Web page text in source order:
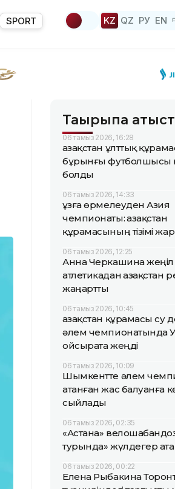
SPORT KZ QZ РУ EN
Тақырыпқа
06 тамыз 2026, 16:28
Қазақстан ұлттық
бұрынғы футболшысы
болды
06 тамыз 2026, 14:33
Құзға өрмелеуден Азия
чемпионаты: Қазақстан
құрамасының тізімі
06 тамыз 2026, 12:25
Анна Черкашина жеңіл
атлетикадан Қазақстан
жаңартты
06 тамыз 2026, 10:45
Қазақстан құрамасы су
әлем чемпионатында
ойсырата жеңді
06 тамыз 2026, 10:09
Шымкентте әлем
атанған жас балуанға
сыйлады
06 тамыз 2026, 02:35
«Астана»
турында» жүлдегер
06 тамыз 2026, 00:22
Елена Рыбакина